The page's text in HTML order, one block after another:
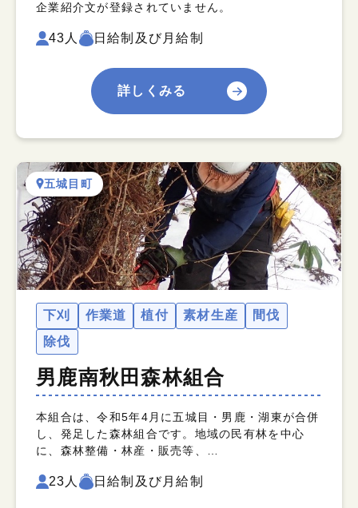
企業紹介文が登録されていません。
43人 日給制及び月給制
詳しくみる
五城目町
下刈 作業道 植付 素材生産
間伐
除伐
男鹿南秋田森林組合
本組合は、令和5年4月に五城目・男鹿・湖東が合併
し、発足した森林組合です。地域の民有林を中心
に、森林整備・林産・販売等、…
23人 日給制及び月給制